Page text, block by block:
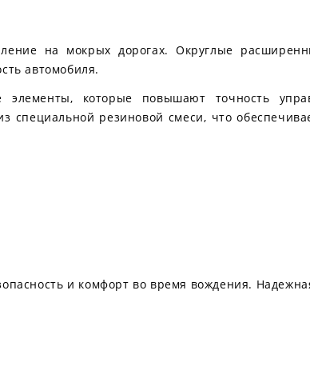
на мокрых дорогах. Округлые
автомобиля.
которые повышают точность
специальной резиновой смеси, что
и комфорт во время вождения.